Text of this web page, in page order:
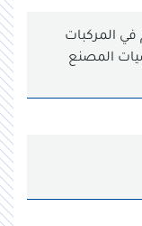
في المركبات
المصنع